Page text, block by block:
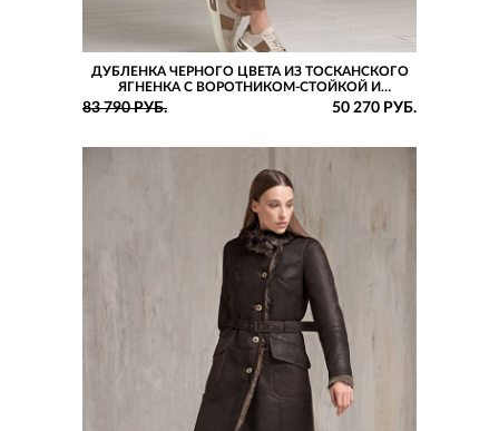
ДУБЛЕНКА ЧЕРНОГО ЦВЕТА ИЗ ТОСКАНСКОГО
ЯГНЕНКА С ВОРОТНИКОМ-СТОЙКОЙ И
83 790 РУБ. 50 270 РУБ.